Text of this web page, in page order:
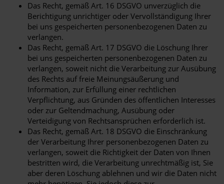
Das Recht, gemäß Art. 16 DSGVO unverzüglich die
Berichtigung unrichtiger oder Vervollständigung Ihrer
bei uns gespeicherten personenbezogenen Daten zu
verlangen.
Das Recht, gemäß Art. 17 DSGVO die Löschung Ihrer
bei uns gespeicherten personenbezogenen Daten zu
verlangen, soweit nicht die Verarbeitung zur Ausübung
des Rechts auf freie Meinungsäußerung und
Information, zur Erfüllung einer rechtlichen
Verpflichtung, aus Gründen des öffentlichen Interesses
oder zur Geltendmachung, Ausübung oder
Verteidigung von Rechtsansprüchen erforderlich ist.
Das Recht, gemäß Art. 18 DSGVO die Einschränkung
der Verarbeitung Ihrer personenbezogenen Daten zu
verlangen, soweit die Richtigkeit der Daten von Ihnen
bestritten wird, die Verarbeitung unrechtmäßig ist, Sie
aber deren Löschung ablehnen und wir die Daten nicht